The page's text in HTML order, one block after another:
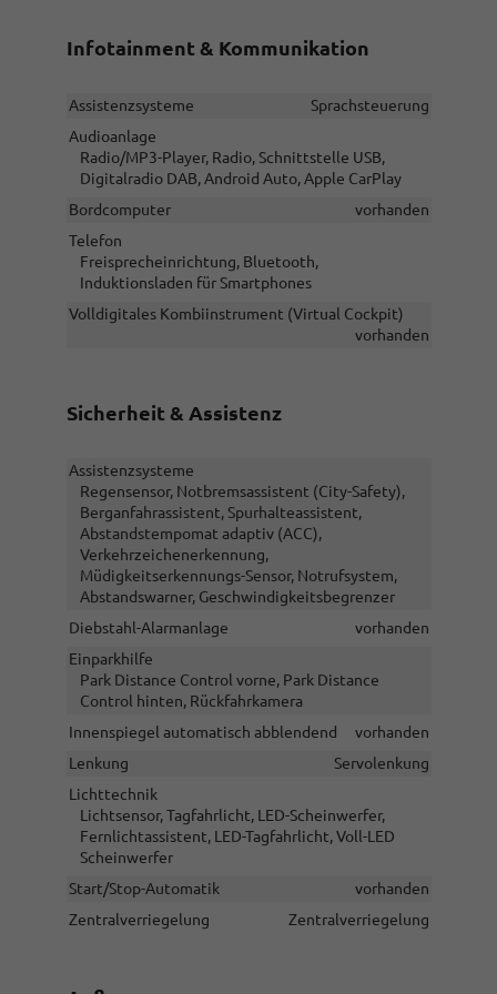
Infotainment & Kommunikation
Assistenzsysteme
Sprachsteuerung
Audioanlage
Radio/MP3-Player, Radio, Schnittstelle USB,
Digitalradio DAB, Android Auto, Apple CarPlay
Bordcomputer
vorhanden
Telefon
Freisprecheinrichtung, Bluetooth,
Induktionsladen für Smartphones
Volldigitales Kombiinstrument (Virtual Cockpit)
vorhanden
Sicherheit & Assistenz
Assistenzsysteme
Regensensor, Notbremsassistent (City-Safety),
Berganfahrassistent, Spurhalteassistent,
Abstandstempomat adaptiv (ACC),
Verkehrzeichenerkennung,
Müdigkeitserkennungs-Sensor, Notrufsystem,
Abstandswarner, Geschwindigkeitsbegrenzer
Diebstahl-Alarmanlage
vorhanden
Einparkhilfe
Park Distance Control vorne, Park Distance
Control hinten, Rückfahrkamera
Innenspiegel automatisch abblendend
vorhanden
Lenkung
Servolenkung
Lichttechnik
Lichtsensor, Tagfahrlicht, LED-Scheinwerfer,
Fernlichtassistent, LED-Tagfahrlicht, Voll-LED
Scheinwerfer
Start/Stop-Automatik
vorhanden
Zentralverriegelung
Zentralverriegelung